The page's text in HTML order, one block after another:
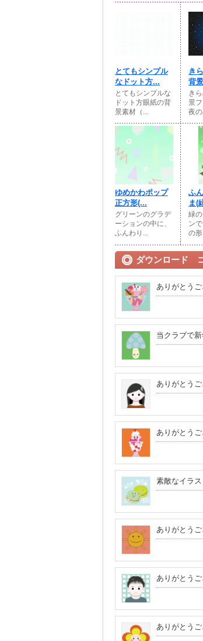
とてもシンプル
なドット方...
とてもシンプルな
ドット方眼紙の背
景素材（...
き
背
き
景フ
夜
ゆめかわポップ
正方形(⁠...
グリーンのグラデ
ーションの中に、
ふんわり...
ふ
ま(⁠
緑
ン
の
ダウンロード
ありがとうご
当クラブで
ありがとう
ありがとう
素敵なイラ
ありがとう
ありがとう
ありがとうご